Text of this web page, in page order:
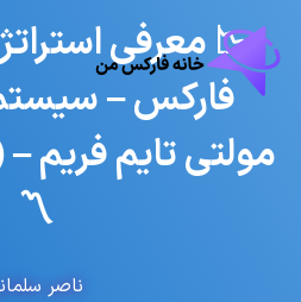
📉 معرفی
فارکس –
〽️
ناصر